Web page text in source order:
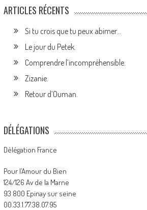
ARTICLES RÉCENTS
Si tu crois que tu peux abimer…
Le jour du Petek.
Comprendre l’incompréhensible.
Zizanie.
Retour d’Ouman.
DÉLÉGATIONS
Délégation France
Pour l’Amour du Bien
124/126 Av de la Marne
93 800 Epinay sur seine
00.33.1.77.38.07.95